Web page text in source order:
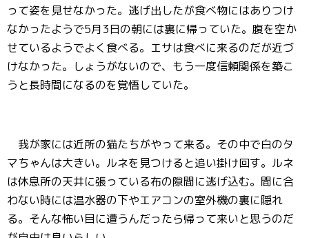
って姿を見せなかった。逃げ出したが食べ物にはありつけ
なかったようで5月3日の朝には裏に帰っていた。腹を空か
せているようでよく食べる。エサは食べに来るのだが近づ
けなかった。しょうがないので、もう一度信頼関係を築こ
うと長時間になるのを覚悟していた。
我が家には近所の猫たちがやって来る。その中で白のタ
マちゃんは大きい。ルネを見つけると追い掛け回す。ルネ
は休息所の天井に張っている布の隙間に逃げ込む。間に合
わない時には温水器の下やエアコンの室外機の裏に隠れ
る。そんな怖い目に遭うんだったら帰って来いと思うのだ